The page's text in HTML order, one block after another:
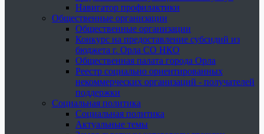
Навигатор профилактики
Общественные организации
Общественные организации
Конкурс на предоставление субсидий из
бюджета г. Орла СО НКО
Общественная палата города Орла
Реестр социально ориентированных
некоммерческих организаций - получателей
поддержки
Социальная политика
Социальная политика
Актуальные темы